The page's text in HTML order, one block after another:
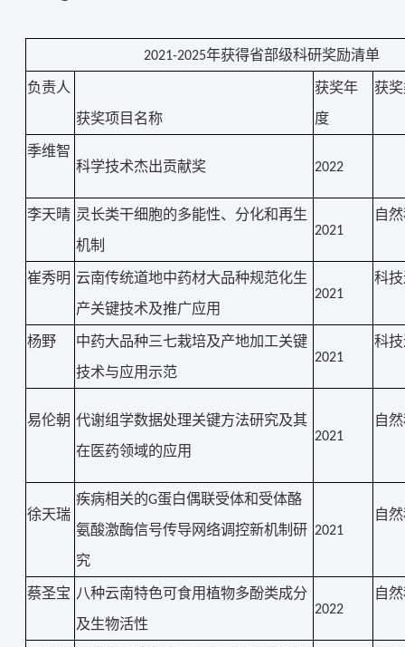
2021-2025年获得省部级科研奖励清单
负责人
获奖项目名称
获奖年
度
获
季维智
科学技术杰出贡献奖
2022
李天晴 灵长类干细胞的多能性、分化和再生
机制
2021
自
崔秀明 云南传统道地中药材大品种规范化生
产关键技术及推广应用
2021
科
杨野
中药大品种三七栽培及产地加工关键
技术与应用示范
2021
科
易伦朝 代谢组学数据处理关键方法研究及其
在医药领域的应用
2021
自
徐天瑞
疾病相关的G蛋白偶联受体和受体酪
氨酸激酶信号传导网络调控新机制研
究
2021
自
蔡圣宝 八种云南特色可食用植物多酚类成分
及生物活性
2022
自